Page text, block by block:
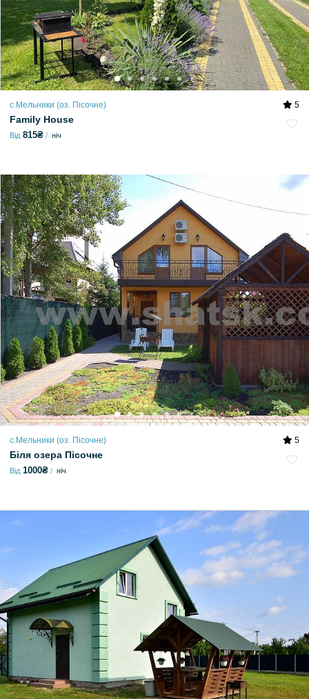
с.Мельники (оз. Пісочне) 5
Family House
Від 815₴ ніч
с.Мельники (оз. Пісочне) 5
Біля озера Пісочне
Від 1000₴ ніч